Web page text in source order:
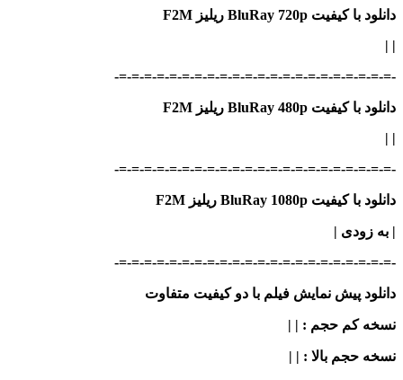
دانلود با کیفیت BluRay 720p ریلیز F2M
|
|
-=-=-=-=-=-=-=-=-=-=-=-=-=-=-=-=-=-=-=-=-=-=-
دانلود با کیفیت BluRay 480p ریلیز F2M
|
|
-=-=-=-=-=-=-=-=-=-=-=-=-=-=-=-=-=-=-=-=-=-=-
دانلود با کیفیت BluRay 1080p ریلیز F2M
| به زودی |
-=-=-=-=-=-=-=-=-=-=-=-=-=-=-=-=-=-=-=-=-=-=-
دانلود پیش نمایش فیلم با دو کیفیت متفاوت
نسخه کم حجم : | |
نسخه حجم بالا : | |